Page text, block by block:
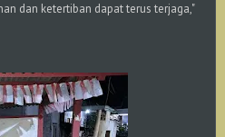
dan ketertiban dapat terus terjaga,"